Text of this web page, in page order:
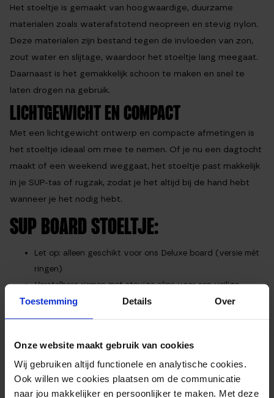
Toestemming Details Over
Onze website maakt gebruik van cookies
Wij gebruiken altijd functionele en analytische cookies.
Ook willen we cookies plaatsen om de communicatie
naar jou makkelijker en persoonlijker te maken. Met deze
Het stoeltje is gemaakt van hoogwaardige, duurzame
materialen zoals waterafstotend neopreen en stevig nylon.
Deze materialen zijn bestand tegen de invloeden van zon,
zout water en slijtage, waardoor het stoeltje lang meegaat.
Daarnaast is het gemakkelijk schoon te maken en snel te
laten drogen na gebruik.
LICHTGEWICHT EN COMPACT
Met een lichtgewicht ontwerp en compacte afmetingen is
het stoeltje ideaal om mee te nemen. Of je nu een dagtocht
maakt of een weekend weggaat, het stoeltje past makkelijk
in je SUP-tas of rugzak, zodat je het altijd bij de hand hebt
wanneer je het nodig hebt.
SUP BOARD STOELTJE:
Let op: alleen geschikt voor ons Deluxe board (versie mét
ringen)
Verstelbare riemen met stevige clips voor een veilige
bevestiging
Comfortabel gevoerd zitvlak en rugleuning voor extra
Waterafstotend, duurzaam en onderhoudsvriendelijk
materiaal
Lichtgewicht en makkelijk op te bergen